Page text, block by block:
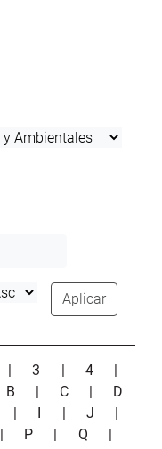
Aplicar
|3 | 4
|
B | C | D
| I | J
|
| P | Q
|